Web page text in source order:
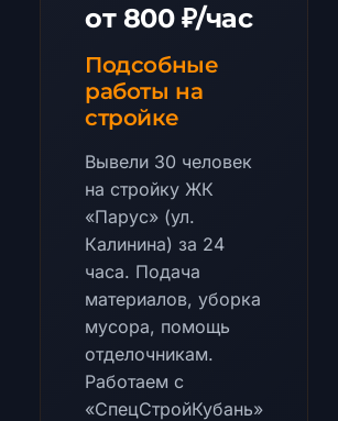
от 800 ₽/час
Подсобные
работы на
стройке
Вывели 30 человек
на стройку ЖК
«Парус» (ул.
Калинина) за 24
часа. Подача
материалов, уборка
мусора, помощь
отделочникам.
Работаем с
«СпецСтройКубань»